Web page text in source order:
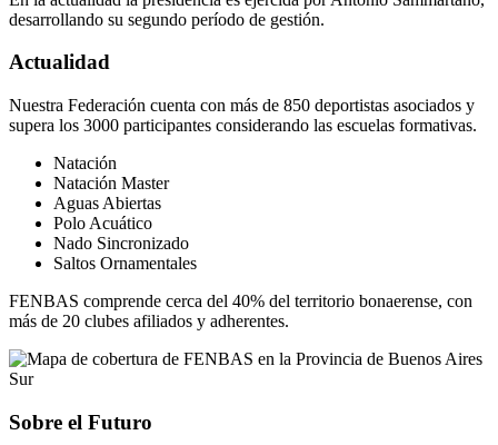
desarrollando su segundo período de gestión.
Actualidad
Nuestra Federación cuenta con más de 850 deportistas asociados y
supera los 3000 participantes considerando las escuelas formativas.
Natación
Natación Master
Aguas Abiertas
Polo Acuático
Nado Sincronizado
Saltos Ornamentales
FENBAS comprende cerca del 40% del territorio bonaerense, con
más de 20 clubes afiliados y adherentes.
Sobre el Futuro